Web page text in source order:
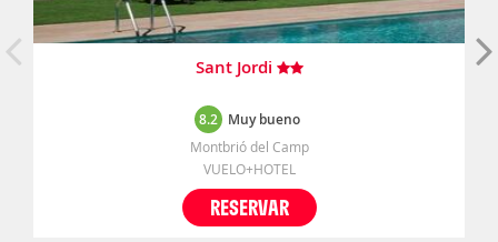
Sant Jordi
8.2 Muy bueno
Montbrió del Camp
VUELO+HOTEL
RESERVAR